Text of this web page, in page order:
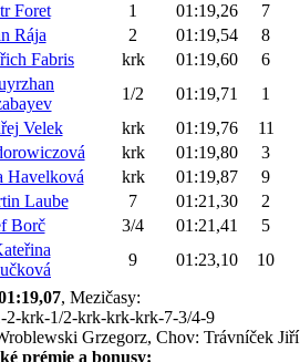
Foret 1 01:19,26 7
Rája 2 01:19,54 8
Fabris krk 01:19,60 6
1/2 01:19,71 1
Velek krk 01:19,76 11
krk 01:19,80 3
Havelková krk 01:19,87 9
Laube 7 01:21,30 2
Borč 3/4 01:21,41 5
9 01:23,10 10
, Mezičasy:
2-krk-1/2-krk-krk-krk-7-3/4-9
Grzegorz, Chov: Trávníček Jiří
prémie a bonusy: